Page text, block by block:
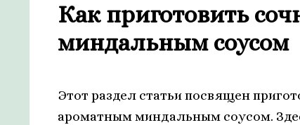
Как приготовить
миндальным соусом
Этот раздел статьи посвящен
ароматным миндальным соусом.